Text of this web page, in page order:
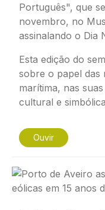
Português", que
novembro, no
assinalando o Dia
Esta edição do
sobre o papel das
marítima, nas
cultural e
Ouvir
Imagem